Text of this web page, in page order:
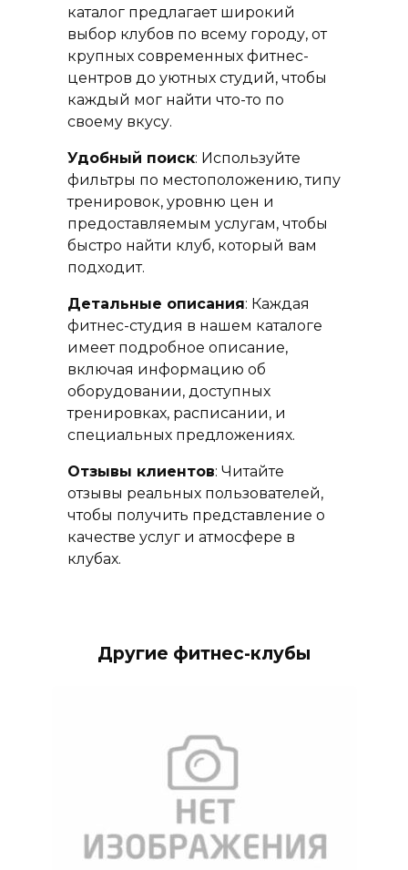
каталог предлагает широкий
выбор клубов по всему городу, от
крупных современных фитнес-
центров до уютных студий, чтобы
каждый мог найти что-то по
своему вкусу.
Удобный поиск: Используйте
фильтры по местоположению, типу
тренировок, уровню цен и
предоставляемым услугам, чтобы
быстро найти клуб, который вам
подходит.
Детальные описания: Каждая
фитнес-студия в нашем каталоге
имеет подробное описание,
включая информацию об
оборудовании, доступных
тренировках, расписании, и
специальных предложениях.
Отзывы клиентов: Читайте
отзывы реальных пользователей,
чтобы получить представление о
качестве услуг и атмосфере в
клубах.
Другие фитнес-клубы